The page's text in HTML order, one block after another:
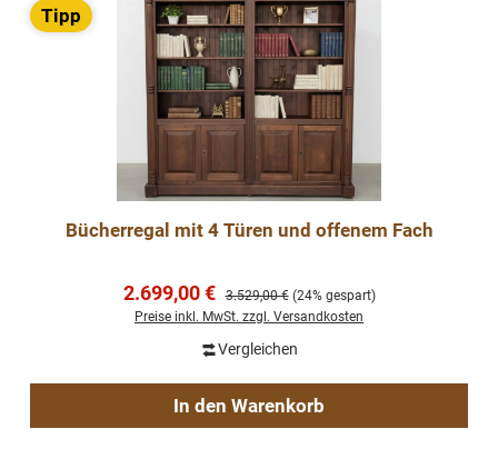
Tipp
Bücherregal mit 4 Türen und offenem Fach
Verkaufspreis:
2.699,00 € Regulärer Preis:
3.529,00 € (24% gespart)
Preise inkl. MwSt. zzgl. Versandkosten
Vergleichen
In den Warenkorb